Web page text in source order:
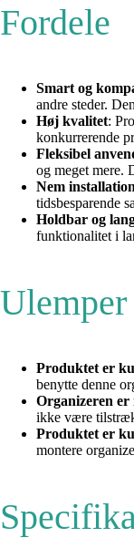
Fordele
Smart og
andre steder.
Høj kvalitet:
konkurrerende
Fleksibel
og meget mere.
Nem installation
tidsbesparende
Holdbar og
funktionalitet i
Ulemper
Produktet er
benytte denne
Organizeren
ikke være
Produktet er
montere